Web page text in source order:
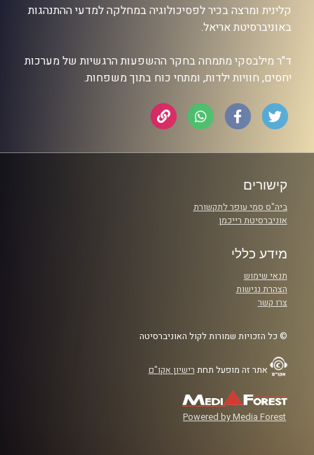
קלינית ומרצה בכיר לפסיכולוגיה במחלקה למדעי ההתנהגות
באוניברסיטת אריאל.
ד"ר מילבסקי מתמחה בחקר ההשפעות הרגשיות של מערכות
יחסים, חוויות ילדות, ומתחי כוח בתוך משפחות.
קישורים
ביה"ס סמי עופר לתקשורת
אוניברסיטת רייכמן
מידע כללי
תנאי שימוש
הצהרת נגישות
צרו קשר
© כל הזכויות שמורות לקול האוניברסיטה
אתר זה מופעל תחת רישיון אקו"ם
Powered by Media Forest